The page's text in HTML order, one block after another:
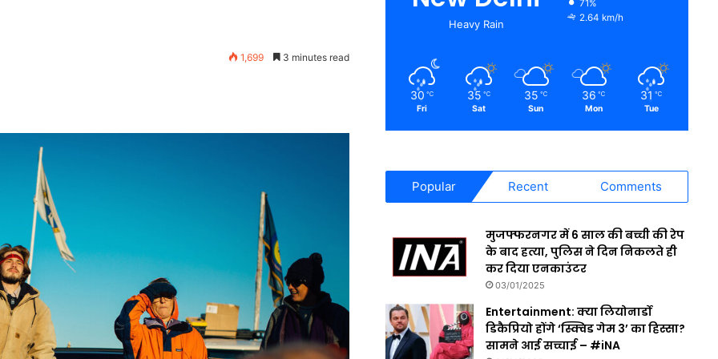
1,699 3 minutes read
Heavy Rain
71%
2.64 km/h
30 ℃
Fri
35 ℃
Sat
35 ℃
Sun
36 ℃
Mon
31 ℃
Tue
Popular Recent Comments
मुजफ्फरनगर में 6 साल की बच्ची की रेप
के बाद हत्या, पुलिस ने दिन निकलते ही
कर दिया एनकाउंटर
03/01/2025
Entertainment: क्या लियोनार्डो
डिकैप्रियो होंगे ‘स्क्विड गेम 3’ का हिस्सा?
सामने आई सच्चाई – #iNA